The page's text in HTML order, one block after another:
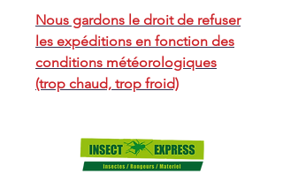
Nous gardons le droit de refuser
les expéditions en fonction des
conditions météorologiques
(trop chaud, trop froid)